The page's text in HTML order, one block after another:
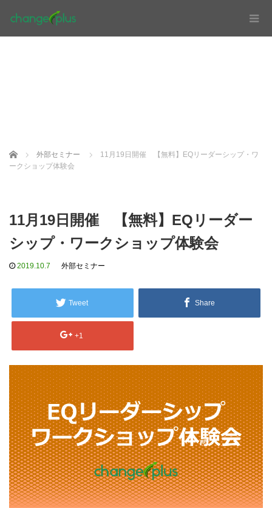
Home 外部セミナー
11月19日開催 【無料】EQリーダーシップ・ワ
ークショップ体験会
11月19日開催 【無料】EQリーダー
シップ・ワークショップ体験会
2019.10.7 外部セミナー
Tweet Share
+1